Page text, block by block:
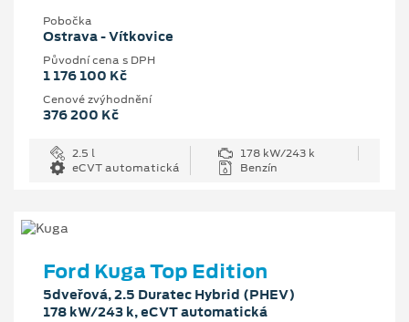
Pobočka
Ostrava - Vítkovice
Původní cena s DPH
1 176 100 Kč
Cenové zvýhodnění
376 200 Kč
2.5 l
178 kW/243 k
eCVT automatická
Benzín
Ford Kuga Top Edition
5dveřová, 2.5 Duratec Hybrid (PHEV)
178 kW/243 k, eCVT automatická